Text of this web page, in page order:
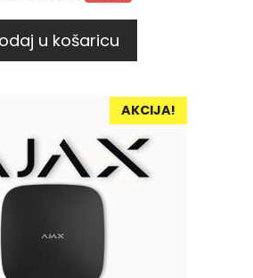
u košaricu
AKCIJA!